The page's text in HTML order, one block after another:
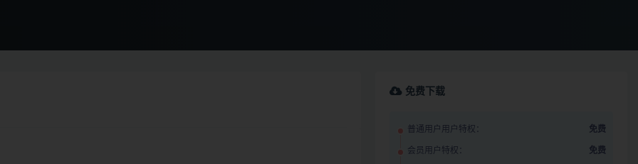
免费下载
普通用户用户特权： 免费
会员用户特权： 免费